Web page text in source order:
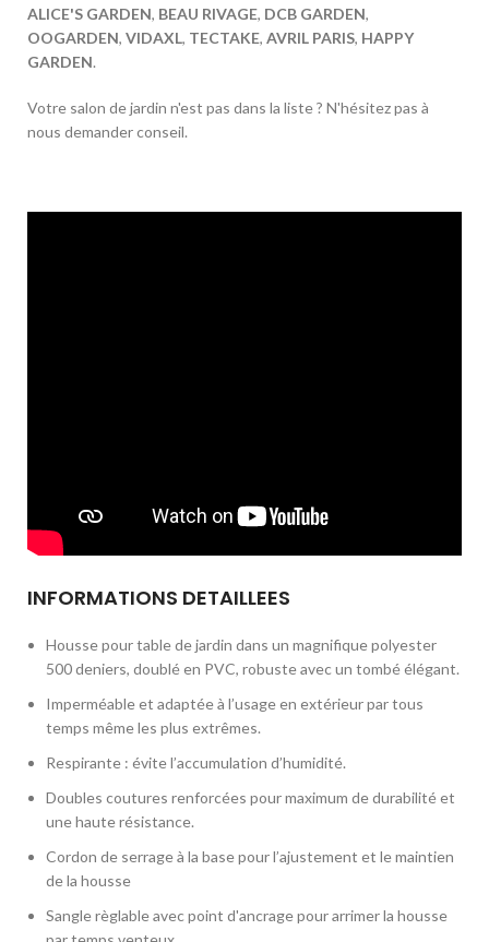
ALICE'S GARDEN, BEAU RIVAGE, DCB GARDEN,
OOGARDEN, VIDAXL, TECTAKE, AVRIL PARIS, HAPPY
GARDEN.
Votre salon de jardin n'est pas dans la liste ? N'hésitez pas à
nous demander conseil.
INFORMATIONS DETAILLEES
Housse pour table de jardin dans un magnifique polyester
500 deniers, doublé en PVC, robuste avec un tombé élégant.
Imperméable et adaptée à l’usage en extérieur par tous
temps même les plus extrêmes.
Respirante : évite l’accumulation d’humidité.
Doubles coutures renforcées pour maximum de durabilité et
une haute résistance.
Cordon de serrage à la base pour l’ajustement et le maintien
de la housse
Sangle règlable avec point d'ancrage pour arrimer la housse